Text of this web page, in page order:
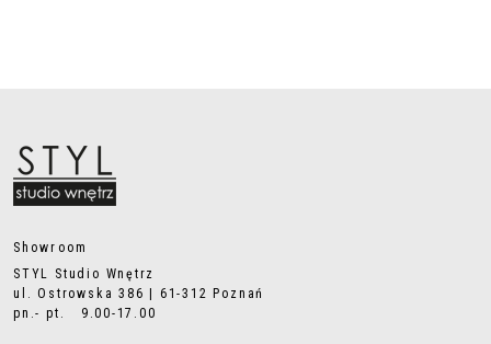
Showroom
STYL Studio Wnętrz
ul. Ostrowska 386 | 61-312 Poznań
pn.- pt. 9.00-17.00